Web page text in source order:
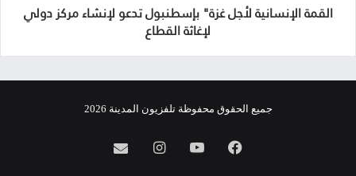
القمة الإنسانية لأجل غزة" بإسطنبول تدعو لإنشاء مركز دولي
لإغاثة القطاع
جميع الحقوق محفوظة تلفزيون المدينة 2026
فيسبوكيوتيوبانستقرامinfo@almadina.tv